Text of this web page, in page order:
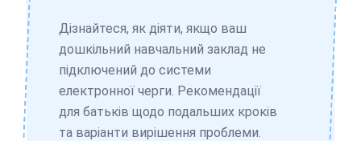
Дізнайтеся, як діяти, якщо ваш
дошкільний навчальний заклад не
підключений до системи
електронної черги. Рекомендації
для батьків щодо подальших кроків
та варіанти вирішення проблеми.